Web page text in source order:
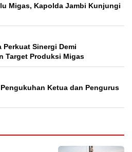
Migas, Kapolda Jambi Kunjungi
Perkuat Sinergi Demi
Target Produksi Migas
Ketua dan Pengurus